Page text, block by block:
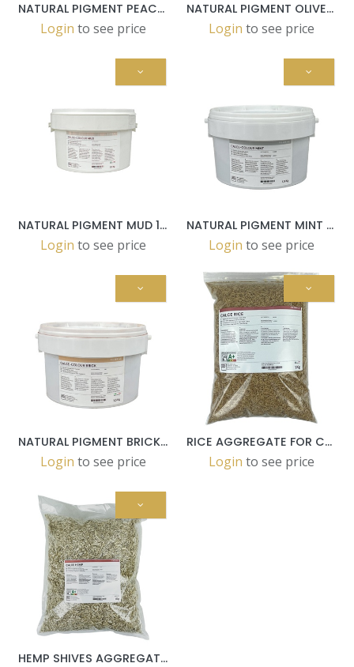
NATURAL PIGMENT PEACH 1,5 KG POT
Login to see price
NATURAL PIGMENT OLIVE 1,5 KG POT
Login to see price
NATURAL PIGMENT MUD 1,5 KG POT
Login to see price
NATURAL PIGMENT MINT 1,5 KG POT
Login to see price
NATURAL PIGMENT BRICK 1,5 KG POT
Login to see price
RICE AGGREGATE FOR CALCE LINE 1 KG
Login to see price
HEMP SHIVES AGGREGATE FOR CALCE LINE 1 KG